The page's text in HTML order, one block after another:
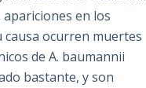
en los
causa ocurren muertes
de A. baumannii
bastante, y son